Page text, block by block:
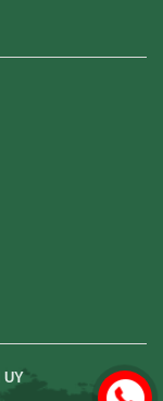
UY